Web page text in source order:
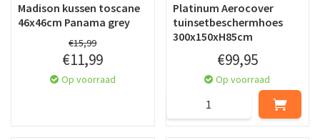
Madison kussen toscane
46x46cm Panama grey
€15,99
€11,99
Op voorraad
Platinum Aerocover
tuinsetbeschermhoes
300x150xH85cm
€99,95
Op voorraad